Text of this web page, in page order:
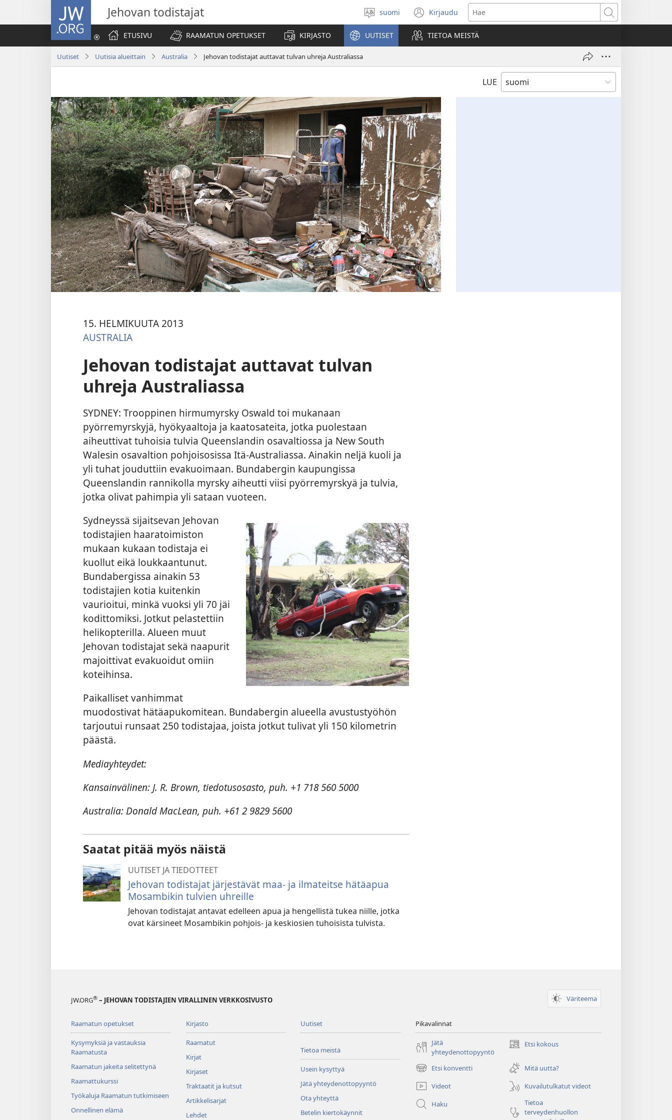
JW.ORG Jehovan todistajat
Valitse
kieli
suomi Kirjaudu
(avaa
uuden
ikkunan)
Hae
ETUSIVU
RAAMATUN OPETUKSET KIRJASTO UUTISET TIETOA MEISTÄ
Uutiset Uutisia alueittain Australia Jehovan todistajat auttavat tulvan uhreja Australiassa
LUE
15. HELMIKUUTA 2013
AUSTRALIA
Jehovan todistajat auttavat tulvan
uhreja Australiassa
SYDNEY: Trooppinen hirmumyrsky Oswald toi mukanaan
pyörremyrskyjä, hyökyaaltoja ja kaatosateita, jotka puolestaan
aiheuttivat tuhoisia tulvia Queenslandin osavaltiossa ja New South
Walesin osavaltion pohjoisosissa Itä-Australiassa. Ainakin neljä kuoli ja
yli tuhat jouduttiin evakuoimaan. Bundabergin kaupungissa
Queenslandin rannikolla myrsky aiheutti viisi pyörremyrskyä ja tulvia,
jotka olivat pahimpia yli sataan vuoteen.
Sydneyssä sijaitsevan Jehovan
todistajien haaratoimiston
mukaan kukaan todistaja ei
kuollut eikä loukkaantunut.
Bundabergissa ainakin 53
todistajien kotia kuitenkin
vaurioitui, minkä vuoksi yli 70 jäi
kodittomiksi. Jotkut pelastettiin
helikopterilla. Alueen muut
Jehovan todistajat sekä naapurit
majoittivat evakuoidut omiin
koteihinsa.
Paikalliset vanhimmat
muodostivat hätäapukomitean. Bundabergin alueella avustustyöhön
tarjoutui runsaat 250 todistajaa, joista jotkut tulivat yli 150 kilometrin
päästä.
Mediayhteydet:
Kansainvälinen: J. R. Brown, tiedotusosasto, puh. +1 718 560 5000
Australia: Donald MacLean, puh. +61 2 9829 5600
Saatat pitää myös näistä
UUTISET JA TIEDOTTEET
Jehovan todistajat järjestävät maa- ja ilmateitse hätäapua
Mosambikin tulvien uhreille
Jehovan todistajat antavat edelleen apua ja hengellistä tukea niille, jotka
ovat kärsineet Mosambikin pohjois- ja keskiosien tuhoisista tulvista.
JW.ORG® – JEHOVAN TODISTAJIEN VIRALLINEN VERKKOSIVUSTO Väriteema
Raamatun opetukset
Kysymyksiä ja vastauksia
Raamatusta
Raamatun jakeita selitettynä
Raamattukurssi
Työkaluja Raamatun tutkimiseen
Onnellinen elämä
Kirjasto
Raamatut
Kirjat
Kirjaset
Traktaatit ja kutsut
Artikkelisarjat
Lehdet
Uutiset
Tietoa meistä
Usein kysyttyä
Jätä yhteydenottopyyntö
Ota yhteyttä
Betelin kiertokäynnit
Pikavalinnat
Jätä
yhteydenottopyyntö
Etsi kokous
(avaa
ikkunan)
Etsi konventti
(avaa
uuden
ikkunan)
Mitä uutta?
Videot
Kuvailutulkatut videot
Haku
Tietoa
terveydenhuollon